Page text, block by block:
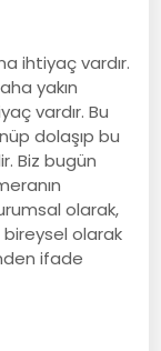
ihtiyaç vardır.
yakın
vardır. Bu
dolaşıp bu
Biz bugün
olarak,
bireysel olarak
ifade